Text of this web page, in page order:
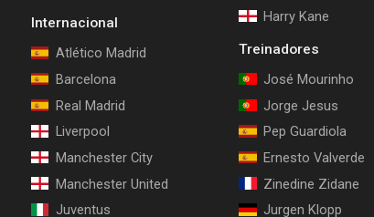
Internacional
Atlético Madrid
Barcelona
Real Madrid
Liverpool
Manchester City
Manchester United
Juventus
Harry Kane
Treinadores
José Mourinho
Jorge Jesus
Pep Guardiola
Ernesto Valverde
Zinedine Zidane
Jurgen Klopp